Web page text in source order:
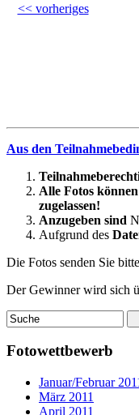
<< vorheriges
Aus den
Alle Fotos
zugelassen!
Anzugeben sind
Aufgrund des
Die Fotos senden Sie bitte
Der Gewinner wird sich
Fotowettbewerb
Januar/Februar
März 2011
April 2011